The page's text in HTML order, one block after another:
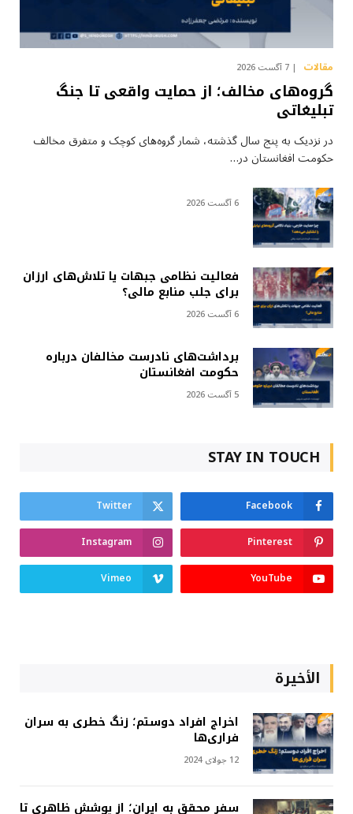
مقالات 7 آگست 2026
گروه‌های مخالف؛ از حمایت واقعی تا جنگ
تبلیغاتی
در نزدیک به پنج سال گذشته، شمار گروه‌های کوچک و متفرق مخالف
حکومت افغانستان در…
6 آگست 2026
فعالیت نظامی جبهات یا تلاش‌های ارزان
برای جلب منابع مالی؟
6 آگست 2026
برداشت‌های نادرست مخالفان درباره
حکومت افغانستان
5 آگست 2026
STAY IN TOUCH
Facebook
Twitter
Pinterest
Instagram
YouTube
Vimeo
الأخيرة
اخراج افراد دوستم؛ زنگ خطری به سران
فراری‌ها
12 جولای 2024
سفر محقق به ایران؛ از پوشش ظاهری تا